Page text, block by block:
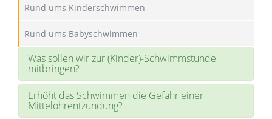
Rund ums Kinderschwimmen
Rund ums Babyschwimmen
Was sollen wir zur (Kinder)-Schwimmstunde
mitbringen?
Erhöht das Schwimmen die Gefahr einer
Mittelohrentzündung?